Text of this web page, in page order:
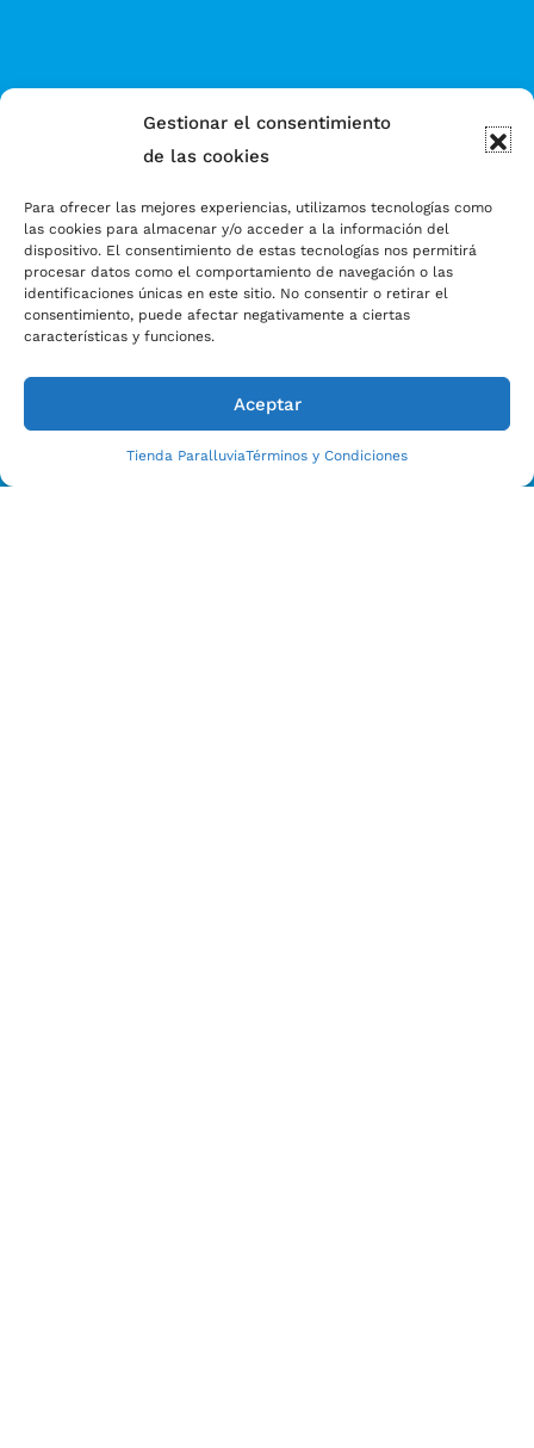
Gestionar el consentimiento
de las cookies
Para ofrecer las mejores experiencias, utilizamos tecnologías como
las cookies para almacenar y/o acceder a la información del
dispositivo. El consentimiento de estas tecnologías nos permitirá
procesar datos como el comportamiento de navegación o las
identificaciones únicas en este sitio. No consentir o retirar el
consentimiento, puede afectar negativamente a ciertas
características y funciones.
Aceptar
Tienda ParalluviaTérminos y Condiciones